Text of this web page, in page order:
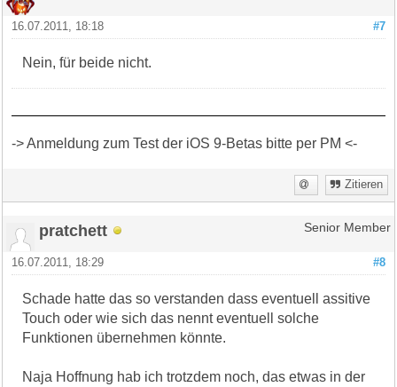
#7
16.07.2011, 18:18
Nein, für beide nicht.
-> Anmeldung zum Test der iOS 9-Betas bitte per PM <-
Zitieren
pratchett Senior Member
#8
16.07.2011, 18:29
Schade hatte das so verstanden dass eventuell assitive
Touch oder wie sich das nennt eventuell solche
Funktionen übernehmen könnte.
Naja Hoffnung hab ich trotzdem noch, das etwas in der